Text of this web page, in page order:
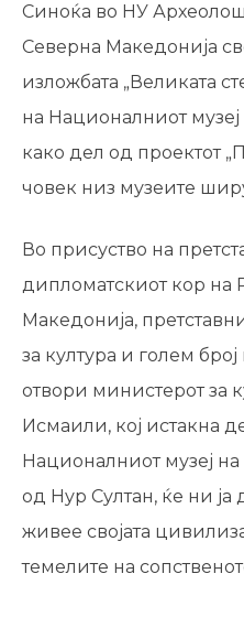
Синоќа во НУ
Северна Македонија
изложбата „Великата
на Националниот музеј
како дел од проектот
човек низ музеите
Во присуство на
дипломатскиот кор на
Македонија,
за култура и голем број
отвори министерот за
Исмаили, кој истакна
Националниот музеј на
од Нур Султан, ќе ни ја
живее својата
темелите на